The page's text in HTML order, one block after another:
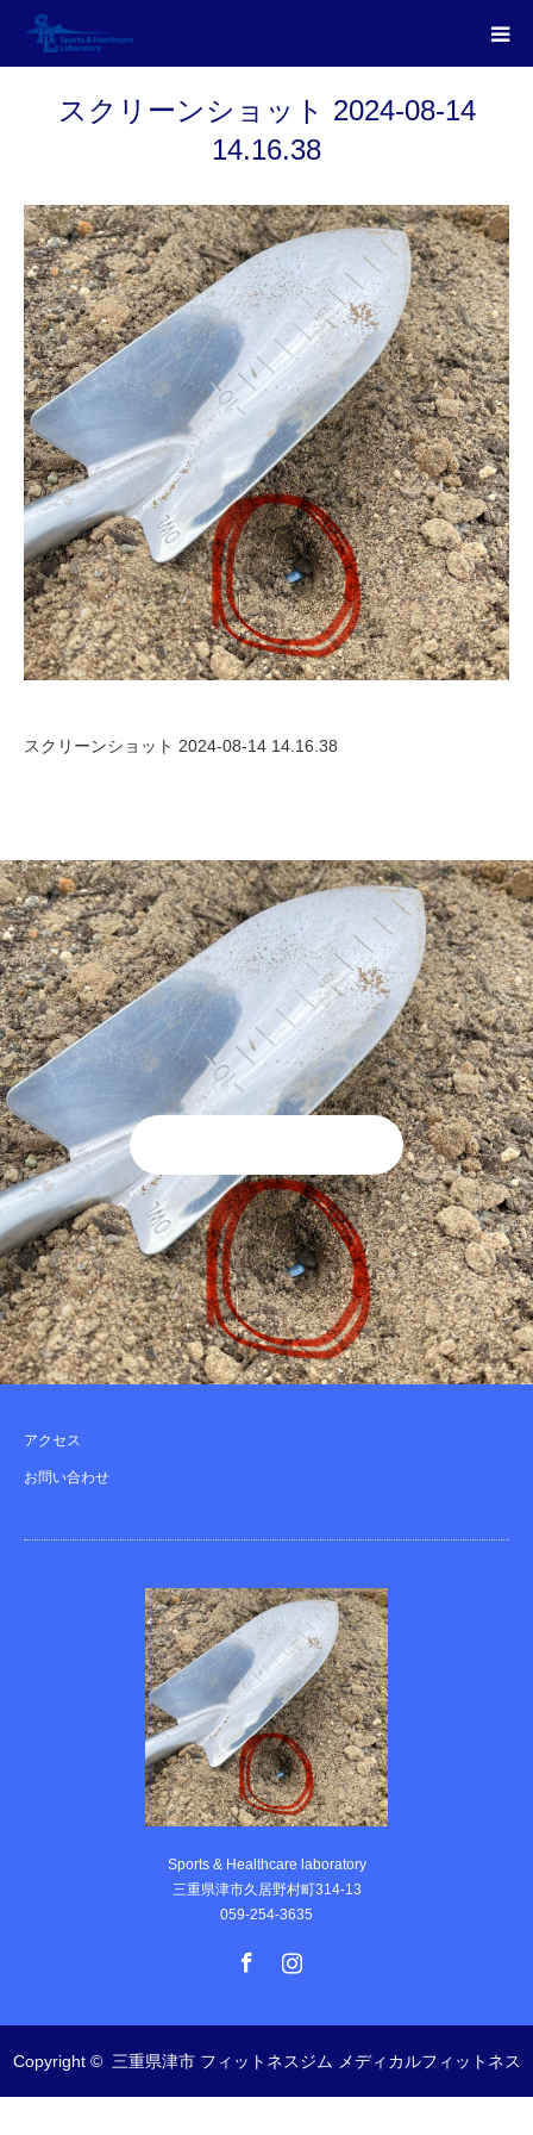
スクリーンショット 2024-08-14
14.16.38
スクリーンショット 2024-08-14 14.16.38
アクセス
お問い合わせ
Sports & Healthcare laboratory
三重県津市久居野村町314-13
059-254-3635
Copyright © 三重県津市 フィットネスジム メディカルフィットネス